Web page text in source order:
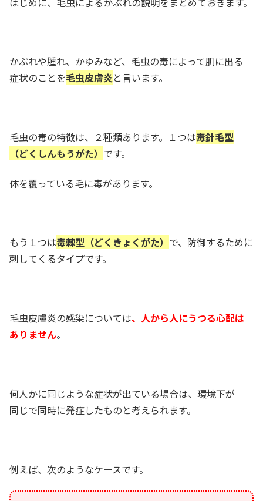
かぶれや腫れ、かゆみなど、毛虫の毒によって肌に出る
症状のことを毛虫皮膚炎と言います。
毛虫の毒の特徴は、２種類あります。１つは毒針毛型
（どくしんもうがた） です。
体を覆っている毛に毒があります。
もう１つは毒棘型（どくきょくがた） で、防御するために
刺してくるタイプです。
毛虫皮膚炎の感染については、人から人にうつる心配は
ありません。
何人かに同じような症状が出ている場合は、環境下が
同じで同時に発症したものと考えられます。
例えば、次のようなケースです。